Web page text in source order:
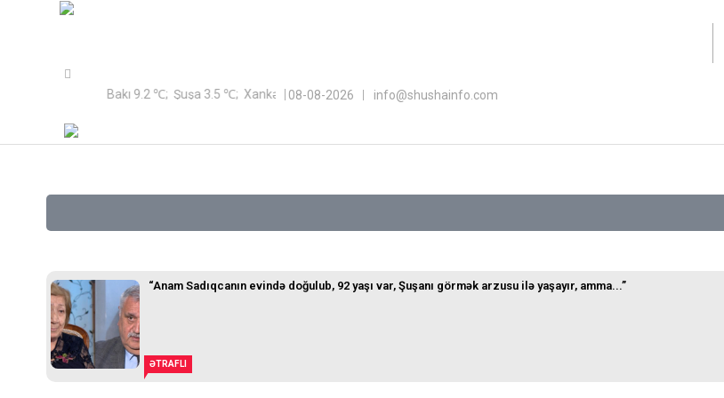
Bakı 9.2 ℃; Şuşa 3.5 ℃; Xankəndi 2 ℃;08-08-2026 info@shushainfo.com
“Anam Sadıqcanın evində doğulub, 92 yaşı var, Şuşanı görmək arzusu ilə yaşayır, amma...”
ƏTRAFLI